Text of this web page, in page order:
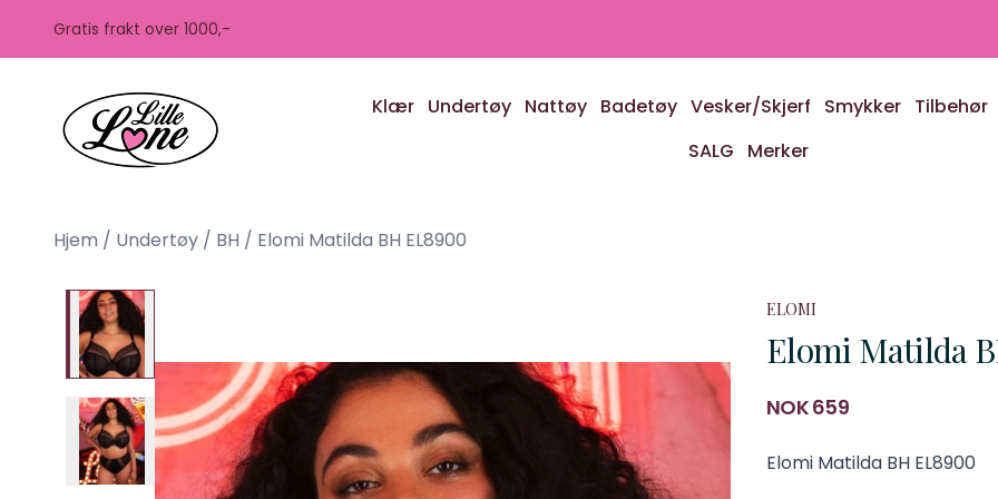
Gratis frakt over 1000,-
Klær Undertøy Nattøy Badetøy Vesker/Skjerf Smykker Tilbehør
SALG
Merker
Hjem / Undertøy / BH / Elomi Matilda BH EL8900
ELOMI
Elomi Matilda
Produktdetaljer
NOK 659
Description
Elomi Matilda BH EL8900